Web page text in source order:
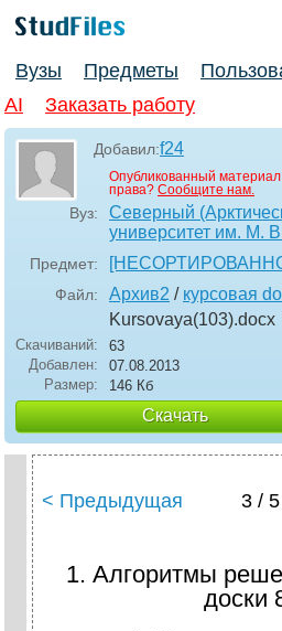
Вузы Предметы
AI
Заказать работу
Добавил:f24
Опубликованный
права? Сообщите нам.
Вуз:
Северный
университет им. М.
Предмет:
Файл: Архив2 / курсовая
Kursovaya(103).docx
Скачиваний:
63
Добавлен:
07.08.2013
Размер:
146 Кб
Скачать
< Предыдущая 3 / 5
1. Алгоритмы
доски